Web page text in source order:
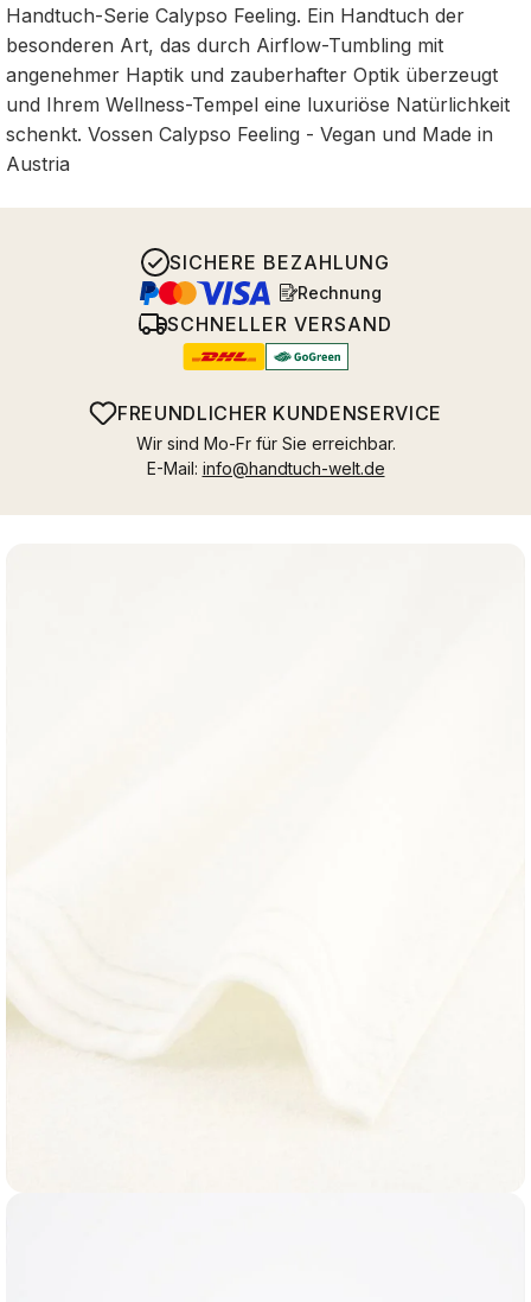
Handtuch-Serie Calypso Feeling. Ein Handtuch der
besonderen Art, das durch Airflow-Tumbling mit
angenehmer Haptik und zauberhafter Optik überzeugt
und Ihrem Wellness-Tempel eine luxuriöse Natürlichkeit
schenkt. Vossen Calypso Feeling - Vegan und Made in
Austria
SICHERE BEZAHLUNG
Rechnung
SCHNELLER VERSAND
FREUNDLICHER KUNDENSERVICE
Wir sind Mo-Fr für Sie erreichbar.
E-Mail: info@handtuch-welt.de